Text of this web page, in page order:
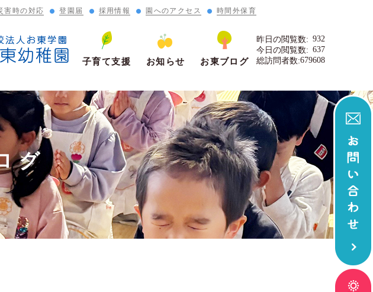
害時の対応 登園届 採用情報 園へのアクセス 時間外保育
子育て支援 お知らせ お東ブログ
932
昨日の閲覧数:
637
今日の閲覧数:
679608
総訪問者数:
グ